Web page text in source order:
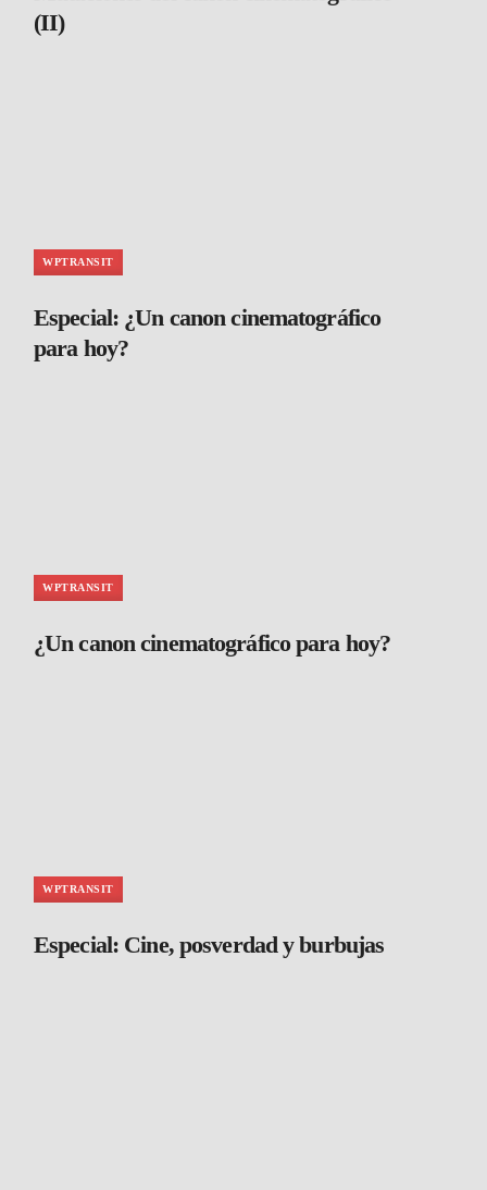
(II)
WPTRANSIT
Especial: ¿Un canon cinematográfico
para hoy?
WPTRANSIT
¿Un canon cinematográfico para hoy?
WPTRANSIT
Especial: Cine, posverdad y burbujas